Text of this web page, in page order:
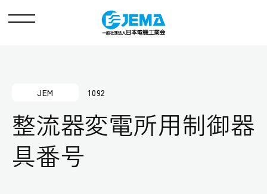
メ
JEM 1092
整流器変電所用制御器
具番号